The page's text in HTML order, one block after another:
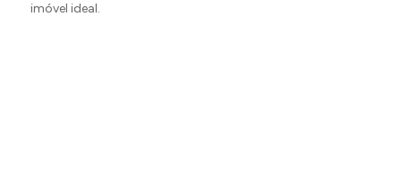
imóvel ideal.